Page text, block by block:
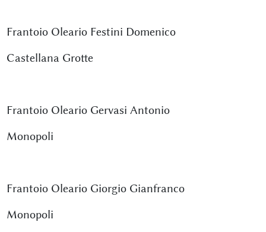
Frantoio Oleario Festini Domenico
Castellana Grotte
Frantoio Oleario Gervasi Antonio
Monopoli
Frantoio Oleario Giorgio Gianfranco
Monopoli